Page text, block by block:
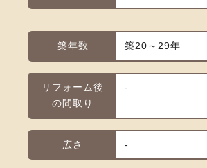
築年数 築20～29年
リフォーム後
の間取り
-
広さ -